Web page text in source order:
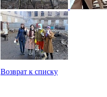
Возврат к списку